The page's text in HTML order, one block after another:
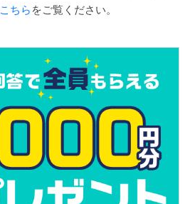
こちらをご覧ください。